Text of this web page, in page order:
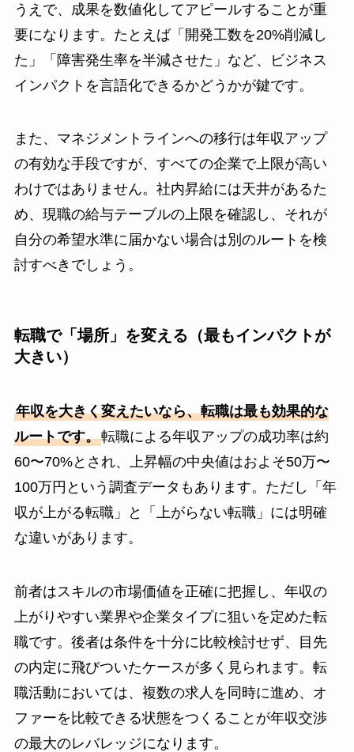
うえで、成果を数値化してアピールすることが重
要になります。たとえば「開発工数を20%削減し
た」「障害発生率を半減させた」など、ビジネス
インパクトを言語化できるかどうかが鍵です。
また、マネジメントラインへの移行は年収アップ
の有効な手段ですが、すべての企業で上限が高い
わけではありません。社内昇給には天井があるた
め、現職の給与テーブルの上限を確認し、それが
自分の希望水準に届かない場合は別のルートを検
討すべきでしょう。
転職で「場所」を変える（最もインパクトが
大きい）
年収を大きく変えたいなら、転職は最も効果的な
ルートです。転職による年収アップの成功率は約
60〜70%とされ、上昇幅の中央値はおよそ50万〜
100万円という調査データもあります。ただし「年
収が上がる転職」と「上がらない転職」には明確
な違いがあります。
前者はスキルの市場価値を正確に把握し、年収の
上がりやすい業界や企業タイプに狙いを定めた転
職です。後者は条件を十分に比較検討せず、目先
の内定に飛びついたケースが多く見られます。転
職活動においては、複数の求人を同時に進め、オ
ファーを比較できる状態をつくることが年収交渉
の最大のレバレッジになります。